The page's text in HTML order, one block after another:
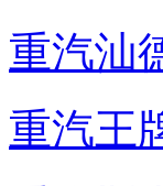
重汽汕
重汽王